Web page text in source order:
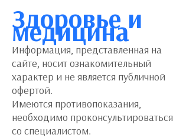
Здоровье и
медицина
Информация, представленная на
сайте, носит ознакомительный
характер и не является публичной
офертой.
Имеются противопоказания,
необходимо проконсультироваться
со специалистом.